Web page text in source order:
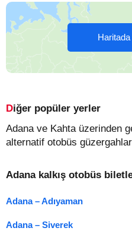
Diğer popüler yerler
Adana ve Kahta üzerinden
alternatif otobüs
Adana kalkış otobüs
Adana – Adıyaman
Adana – Siverek